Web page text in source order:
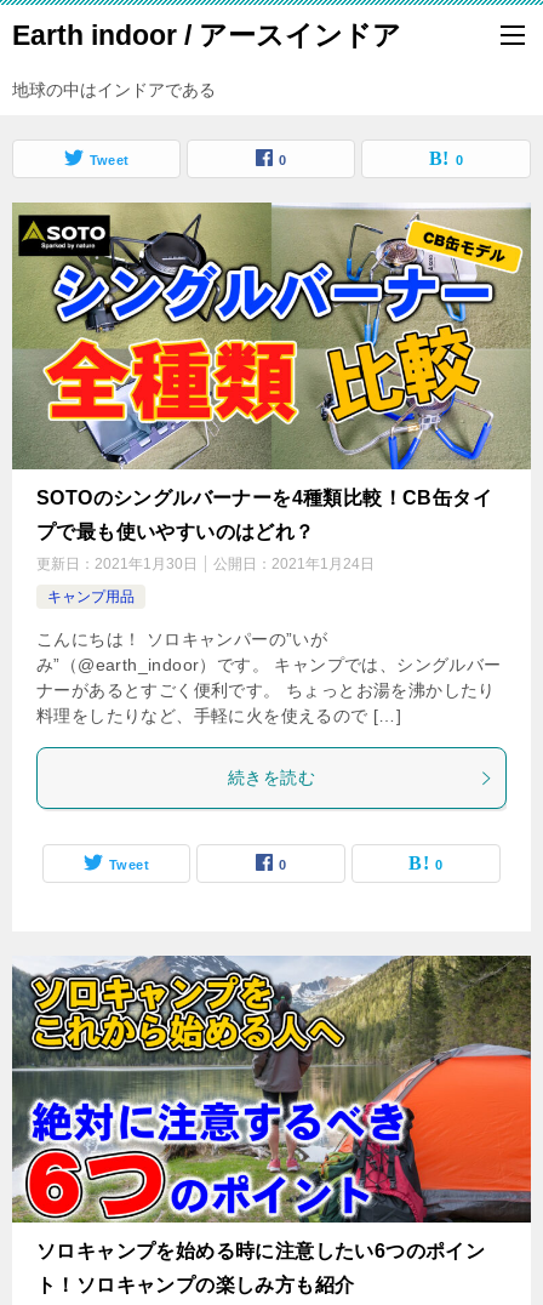
Earth indoor / アースインドア
地球の中はインドアである
Tweet 0 0
SOTOのシングルバーナーを4種類比較！CB缶タイ
プで最も使いやすいのはどれ？
更新日： 2021年1月30日 公開日： 2021年1月24日
キャンプ用品
こんにちは！ ソロキャンパーの”いが
み”（@earth_indoor）です。 キャンプでは、シングルバー
ナーがあるとすごく便利です。 ちょっとお湯を沸かしたり
料理をしたりなど、手軽に火を使えるので […]
続きを読む
Tweet 0 0
ソロキャンプを始める時に注意したい6つのポイン
ト！ソロキャンプの楽しみ方も紹介